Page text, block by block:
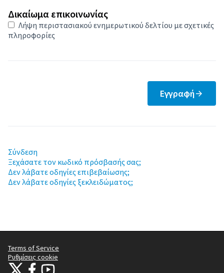
Δικαίωμα επικοινωνίας
Λήψη περιστασιακού ενημερωτικού δελτίου με σχετικές
πληροφορίες
Εγγραφή
Σύνδεση
Ξεχάσατε τον κωδικό πρόσβασής σας;
Δεν λάβατε οδηγίες επιβεβαίωσης;
Δεν λάβατε οδηγίες ξεκλειδώματος;
Terms of Service
Ρυθμίσεις cookie
Citizens Participation Portal at X
Ο οργανισμός Citizens Participation Portal στο Facebook
Ο οργανισμός Citizens Participation Portal στο YouTube